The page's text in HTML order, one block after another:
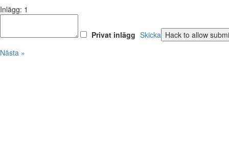
Inlägg: 1
Privat inlägg Skicka
Nästa »